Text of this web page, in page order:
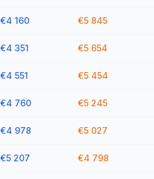
€4 160 €5 845
€4 351 €5 654
€4 551 €5 454
€4 760 €5 245
€4 978 €5 027
€5 207 €4 798